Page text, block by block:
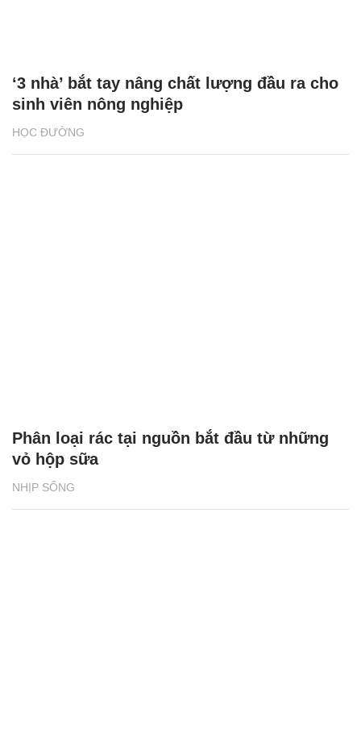
HỌC ĐƯỜNG
‘3 nhà’ bắt tay nâng chất lượng đầu ra cho
sinh viên nông nghiệp
NHỊP SỐNG
Phân loại rác tại nguồn bắt đầu từ những
vỏ hộp sữa